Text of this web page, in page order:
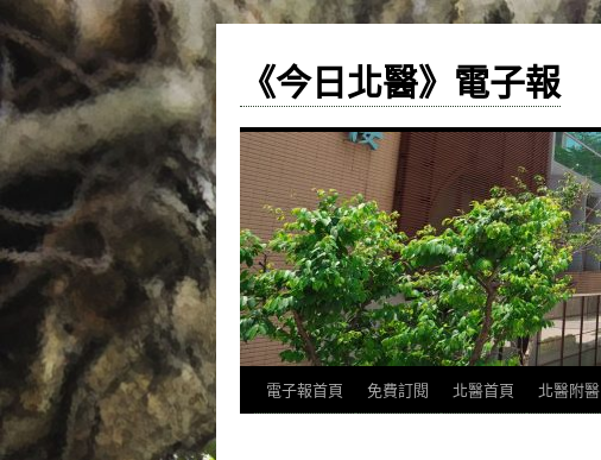
《今日北醫》電子報
跳電子報首頁 免費訂閱 北醫首頁 北醫附醫